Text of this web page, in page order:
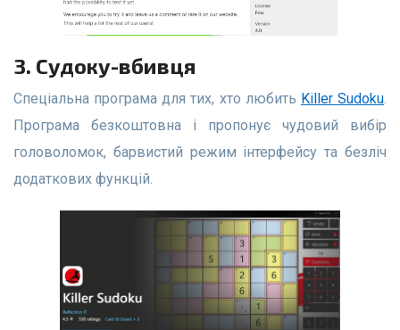
3. Судоку-вбивця
Спеціальна програма для тих, хто любить Killer Sudoku.
Програма безкоштовна і пропонує чудовий вибір
головоломок, барвистий режим інтерфейсу та безліч
додаткових функцій.